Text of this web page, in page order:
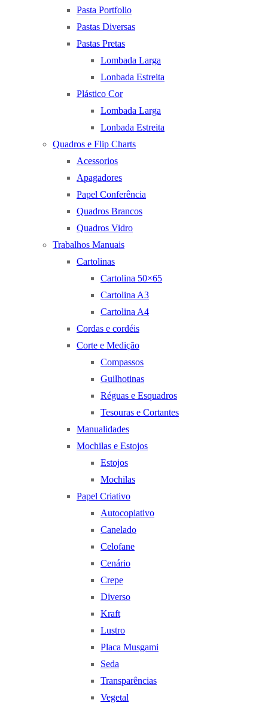
Pasta Portfolio
Pastas Diversas
Pastas Pretas
Lombada Larga
Lonbada Estreita
Plástico Cor
Lombada Larga
Lonbada Estreita
Quadros e Flip Charts
Acessorios
Apagadores
Papel Conferência
Quadros Brancos
Quadros Vidro
Trabalhos Manuais
Cartolinas
Cartolina 50×65
Cartolina A3
Cartolina A4
Cordas e cordéis
Corte e Medição
Compassos
Guilhotinas
Réguas e Esquadros
Tesouras e Cortantes
Manualidades
Mochilas e Estojos
Estojos
Mochilas
Papel Criativo
Autocopiativo
Canelado
Celofane
Cenário
Crepe
Diverso
Kraft
Lustro
Placa Musgami
Seda
Transparências
Vegetal